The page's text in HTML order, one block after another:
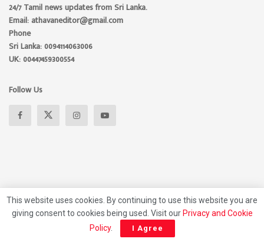
24/7 Tamil news updates from Sri Lanka.
Email: athavaneditor@gmail.com
Phone
Sri Lanka: 0094114063006
UK: 00447459300554
Follow Us
About Privacy Policy Contact Us
This website uses cookies. By continuing to use this website you are
giving consent to cookies being used. Visit our Privacy and Cookie
Policy. I Agree